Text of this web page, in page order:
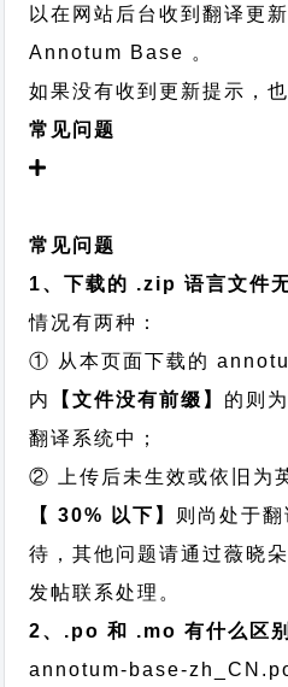
以在网站后台收到翻译更
Annotum Base 。
如果没有收到更新提示，
常见问题
常见问题
1、下载的 .zip 语言文件
情况有两种：
① 从本页面下载的
内
【文件没有前缀】 的则
翻译系统中；
② 上传后未生效或依旧为
【 30% 以下】 则尚处于
待，其他问题请通过薇晓
发帖联系处理。
2、.po 和 .mo 有什么区
annotum-base-